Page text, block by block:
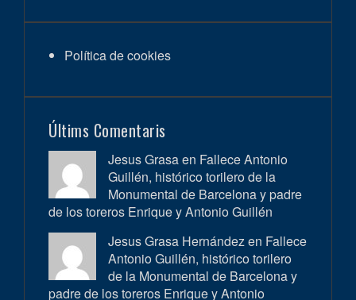
Política de cookies
Últims Comentaris
Jesus Grasa en Fallece Antonio
Guillén, histórico torilero de la
Monumental de Barcelona y padre
de los toreros Enrique y Antonio Guillén
Jesus Grasa Hernández en Fallece
Antonio Guillén, histórico torilero
de la Monumental de Barcelona y
padre de los toreros Enrique y Antonio